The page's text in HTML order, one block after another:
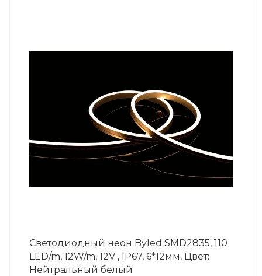
Светодиодный неон Byled SMD2835, 110
LED/m, 12W/m, 12V , IP67, 6*12мм, Цвет:
Нейтральный белый